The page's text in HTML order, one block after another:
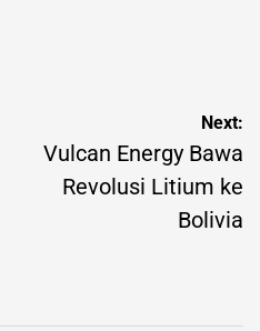
Next:
Vulcan Energy Bawa
Revolusi Litium ke
Bolivia